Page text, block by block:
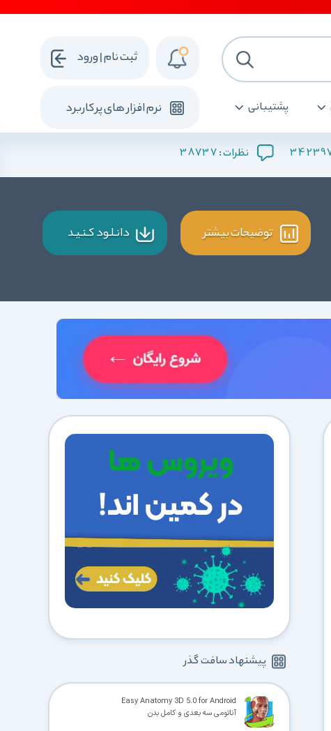
پشتیبانی نرم افزار های پرکاربرد
ثبت نام | ورود
نظرات :38737
توضیحات بیشتر دانـلـود کـنـیـد
پیشنهاد سافت گذر
Easy Anatomy 3D 5.0 for Android
آناتومی سه بعدی و کامل بدن